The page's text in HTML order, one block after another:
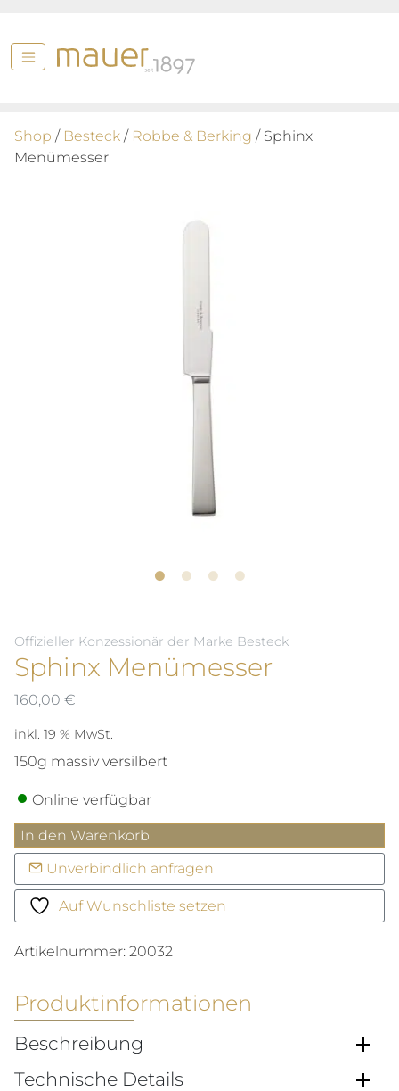
Shop / Besteck / Robbe & Berking / Sphinx
Menümesser
Offizieller Konzessionär der Marke Besteck
Sphinx Menümesser
160,00 €
inkl. 19 % MwSt.
150g massiv versilbert
Online verfügbar
Sphinx
Menümesser
Menge
In den Warenkorb
Unverbindlich anfragen
Auf Wunschliste setzen
Artikelnummer: 20032
Produktinformationen
Beschreibung
Technische Details